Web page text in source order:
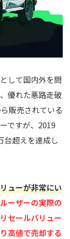
して国内外を問
優れた悪路走破
販売されている
ですが、2019
台超えを達成し
ューが非常にい
ーザーの実際の
セールバリュー
高値で売却する